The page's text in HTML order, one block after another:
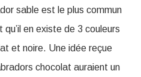
sable est le plus commun
en existe de 3 couleurs
et noire. Une idée reçue
chocolat auraient un